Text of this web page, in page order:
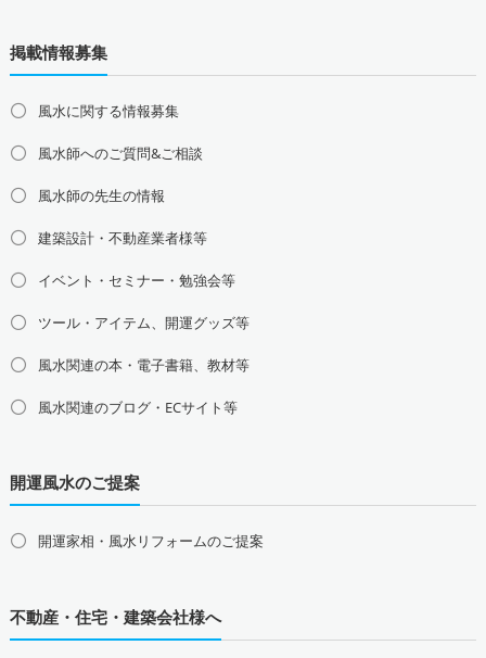
道東の占い師募集・求人
東北地方の占い師募集・求人
宮城県の占い師募集・求人
山形県の占い師募集・求人
関東地方の占い師募集・求人
埼玉県の占い師募集・求人
千葉県の占い師募集・求人
茨城県の占い師募集・求人
栃木県の占い師募集・求人
山梨県の占い師募集・求人
新潟県の占い師募集・求人
東海地方の占い師募集・求人
愛知県の占い師募集・求人
岐阜県の占い師募集・求人
三重県の占い師募集・求人
静岡県の占い師募集・求人
富山県の占い師募集・求人
福井県の占い師募集・求人
掲載情報募集
風水に関する情報募集
風水師へのご質問&ご相談
風水師の先生の情報
建築設計・不動産業者様等
イベント・セミナー・勉強会等
ツール・アイテム、開運グッズ等
風水関連の本・電子書籍、教材等
風水関連のブログ・ECサイト等
開運風水のご提案
開運家相・風水リフォームのご提案
不動産・住宅・建築会社様へ